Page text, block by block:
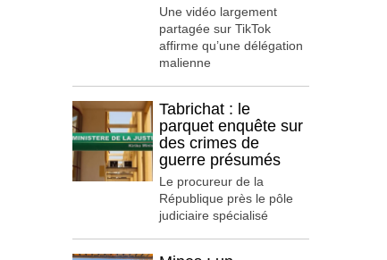
Une vidéo largement
partagée sur TikTok
affirme qu’une délégation
malienne
Tabrichat : le
parquet enquête sur
des crimes de
guerre présumés
Le procureur de la
République près le pôle
judiciaire spécialisé